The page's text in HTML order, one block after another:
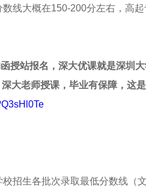
线大概在150-200分左右，高
授站报名，深大优课就是深圳
大老师授课，毕业有保障，这
招生各批次录取最低分数线（